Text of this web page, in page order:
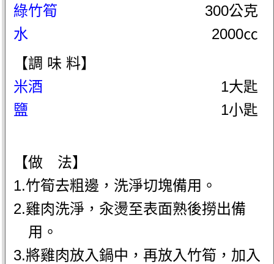
綠竹筍
300公克
水
2000㏄
【調 味 料】
米酒
1大匙
鹽
1小匙
【做 法】
1.竹筍去粗邊，洗淨切塊備用。
2.雞肉洗淨，汆燙至表面熟後撈出備
用。
3.將雞肉放入鍋中，再放入竹筍，加入